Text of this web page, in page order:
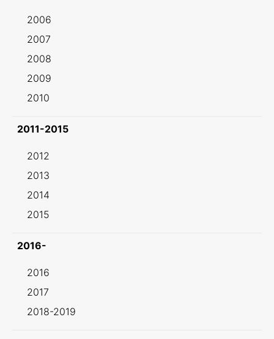
2006
2007
2008
2009
2010
2011-2015
2012
2013
2014
2015
2016-
2016
2017
2018-2019